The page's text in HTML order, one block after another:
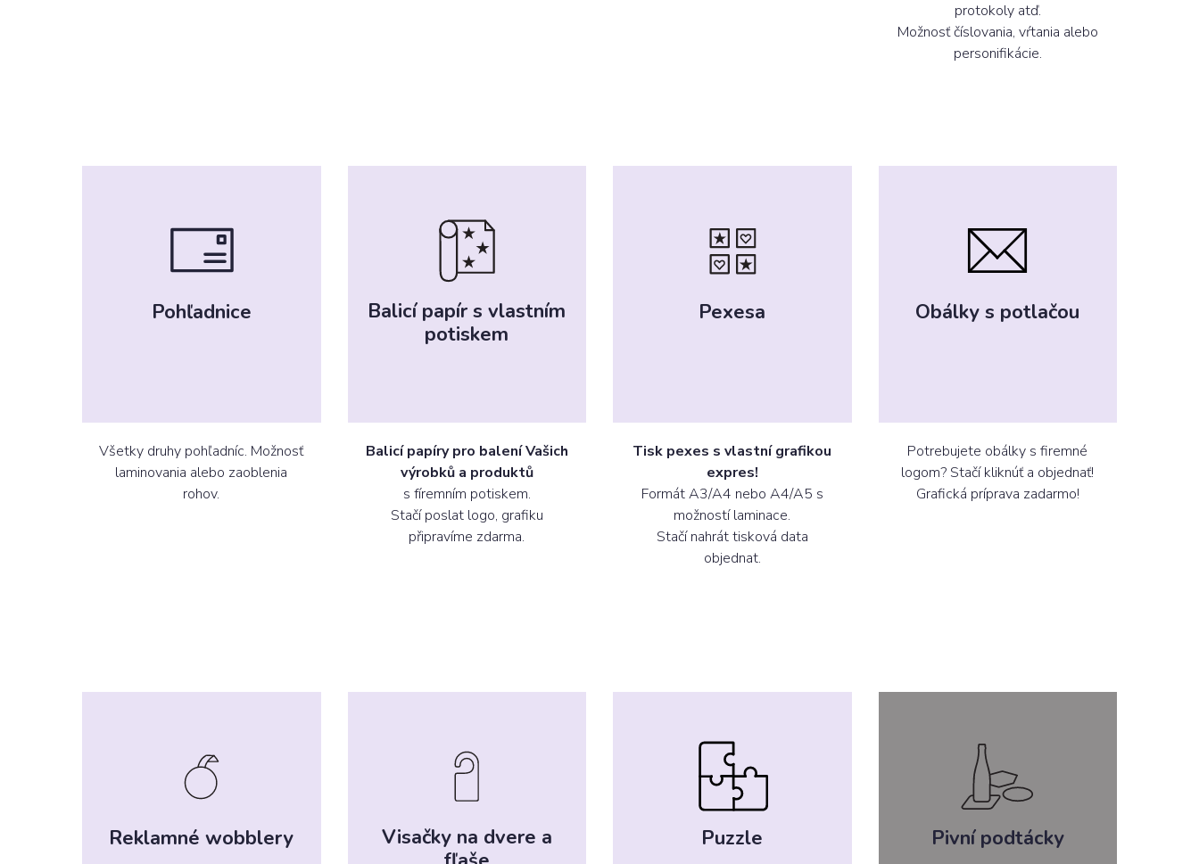
protokoly atď.
Možnosť číslovania, vŕtania alebo
personifikácie.
Pohľadnice
Všetky druhy pohľadníc. Možnosť
laminovania alebo zaoblenia
rohov.
Balicí papír s vlastním
potiskem
Balicí papíry pro balení Vašich
výrobků a produktů
s fíremním potiskem.
Stačí poslat logo, grafiku
připravíme zdarma.
Pexesa
Tisk pexes s vlastní grafikou
expres!
Formát A3/A4 nebo A4/A5 s
možností laminace.
Stačí nahrát tisková data
objednat.
Obálky s potlačou
Potrebujete obálky s firemné
logom? Stačí kliknúť a objednať!
Grafická príprava zadarmo!
Reklamné wobblery
Visačky na dvere a
Puzzle Pivní podtácky